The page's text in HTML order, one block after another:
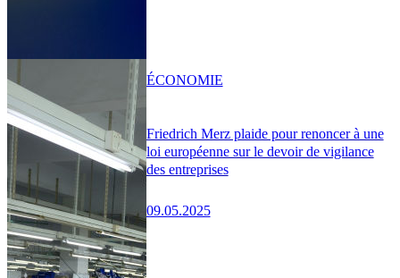
Friedrich Merz plaide pour renoncer à une
loi européenne sur le devoir de vigilance
des entreprises
09.05.2025
ÉCONOMIE